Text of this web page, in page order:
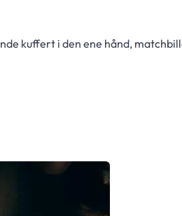
kuffert i den ene hånd,